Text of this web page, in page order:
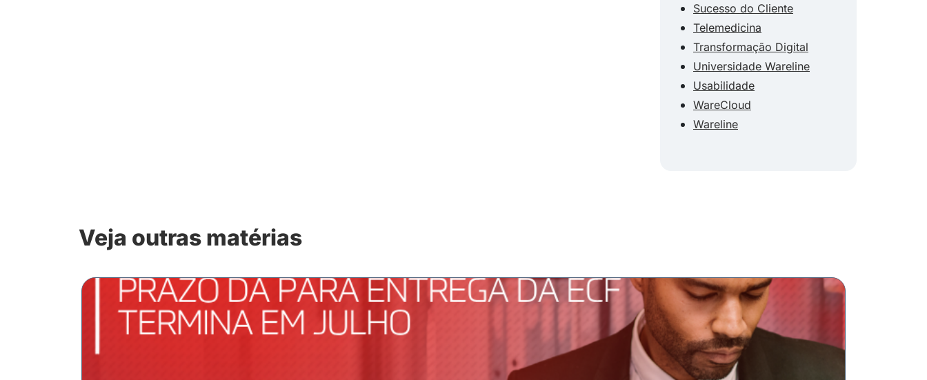
Sucesso do Cliente
Telemedicina
Transformação Digital
Universidade Wareline
Usabilidade
WareCloud
Wareline
Veja outras matérias